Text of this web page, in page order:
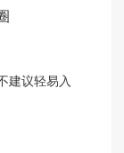
建议轻易入